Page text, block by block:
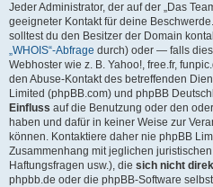
Jeder Administrator, der auf der „Das
geeigneter Kontakt für deine
solltest du den Besitzer der Domain
„WHOIS“-Abfrage durch) oder — falls
Webhoster wie z. B. Yahoo!, free.fr,
den Abuse-Kontakt des betreffenden
Limited (phpBB.com) und phpBB
Einfluss auf die Benutzung oder den
haben und dafür in keiner Weise zur
können. Kontaktiere daher nie phpBB
Zusammenhang mit jeglichen
Haftungsfragen usw.), die sich nicht
phpbb.de oder die phpBB-Software